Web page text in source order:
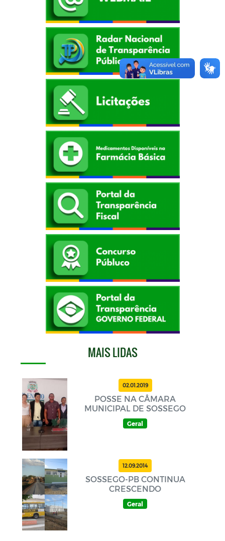
MAIS LIDAS
02.01.2019
POSSE NA CÂMARA
MUNICIPAL DE SOSSEGO
Geral
12.09.2014
SOSSEGO-PB CONTINUA
CRESCENDO
Geral